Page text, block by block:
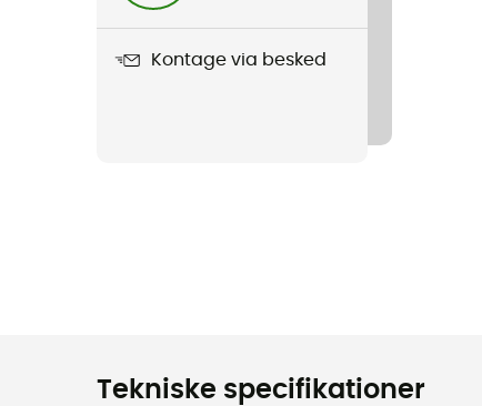
Kontage via besked
Tekniske specifikationer